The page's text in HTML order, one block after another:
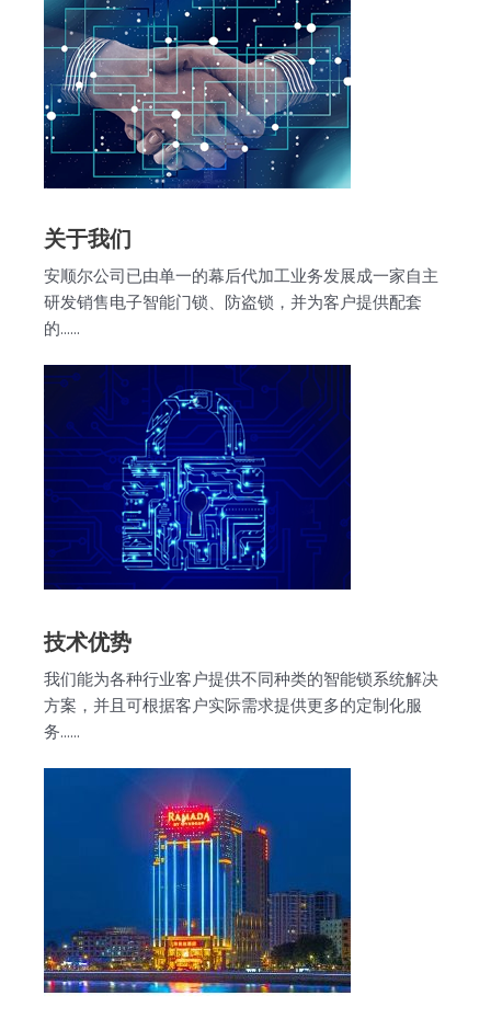
关于我们
安顺尔公司已由单一的幕后代加工业务发展成一家自主
研发销售电子智能门锁、防盗锁，并为客户提供配套
的……
技术优势
我们能为各种行业客户提供不同种类的智能锁系统解决
方案，并且可根据客户实际需求提供更多的定制化服
务……